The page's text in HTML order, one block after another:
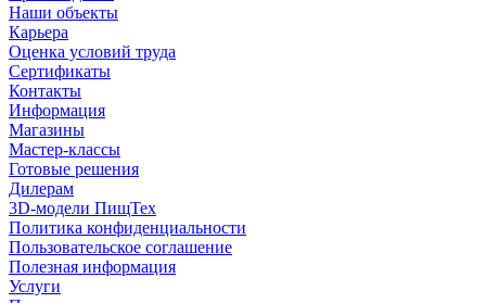
Наши объекты
Карьера
Оценка условий труда
Сертификаты
Контакты
Информация
Магазины
Мастер-классы
Готовые решения
Дилерам
3D-модели ПищТех
Политика конфиденциальности
Пользовательское соглашение
Полезная информация
Услуги